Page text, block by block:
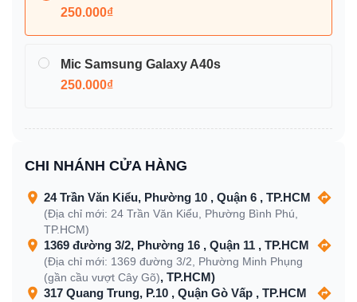
250.000₫
Mic Samsung Galaxy A40s
250.000₫
CHI NHÁNH CỬA HÀNG
24 Trần Văn Kiểu, Phường 10 , Quận 6 , TP.HCM
(Địa chỉ mới: 24 Trần Văn Kiểu, Phường Bình Phú,
TP.HCM)
1369 đường 3/2, Phường 16 , Quận 11 , TP.HCM
(Địa chỉ mới: 1369 đường 3/2, Phường Minh Phụng
(gần cầu vượt Cây Gõ), TP.HCM)
317 Quang Trung, P.10 , Quận Gò Vấp , TP.HCM